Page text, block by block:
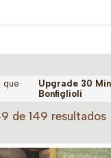
que
Upgrade 30
Bonfiglioli
de 149 resultados